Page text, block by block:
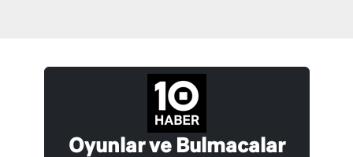
Oyunlar ve Bulmacalar